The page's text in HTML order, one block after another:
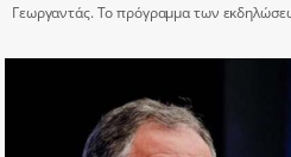
Γεωργαντάς. Το πρόγραμμα των